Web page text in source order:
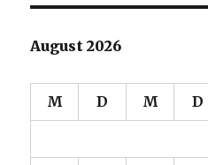
August 2026
M D M D